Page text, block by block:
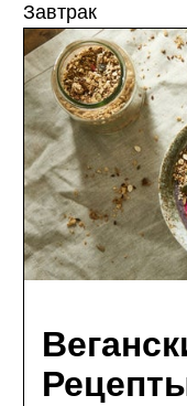
Завтрак